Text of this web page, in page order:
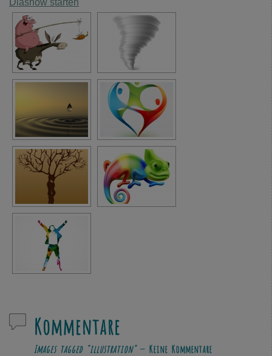
Diashow starten
Kommentare
Images tagged "illustration"— Keine Kommentare